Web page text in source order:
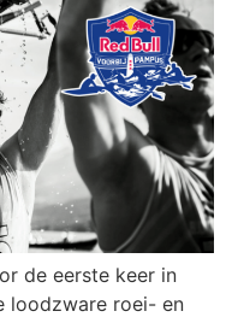
de eerste keer in
loodzware roei- en